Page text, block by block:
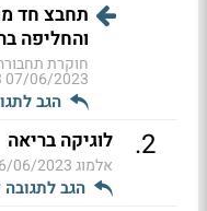
תחבצ חד
והחליפה
חוקרת
07/06/2023 06:33
הגב
2
. לוגיקה בריאה
אלמוג06/2023 15:27
הגב לתגובה